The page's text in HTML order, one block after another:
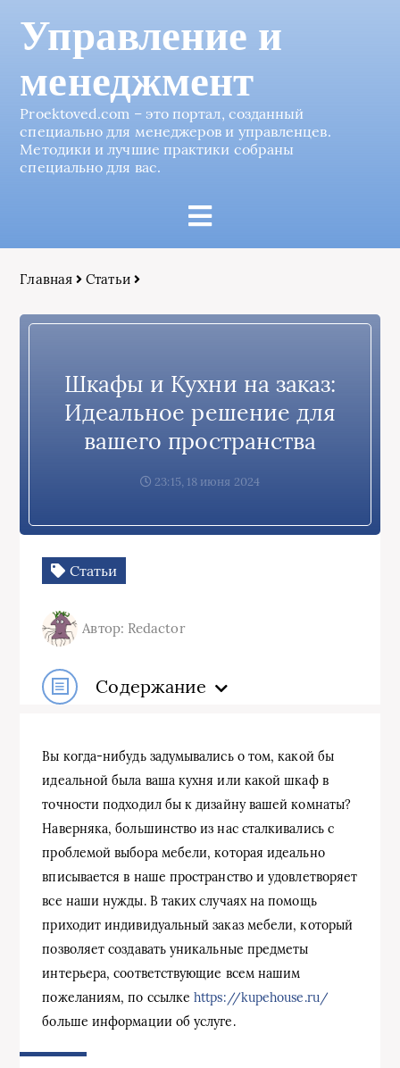
Управление и
менеджмент
Proektoved.com – это портал, созданный
специально для менеджеров и управленцев.
Методики и лучшие практики собраны
специально для вас.
Главная Статьи
Шкафы и Кухни на заказ:
Идеальное решение для
вашего пространства
23:15, 18 июня 2024
Статьи
Автор: Redactor
Содержание
Вы когда-нибудь задумывались о том, какой бы
идеальной была ваша кухня или какой шкаф в
точности подходил бы к дизайну вашей комнаты?
Наверняка, большинство из нас сталкивались с
проблемой выбора мебели, которая идеально
вписывается в наше пространство и удовлетворяет
все наши нужды. В таких случаях на помощь
приходит индивидуальный заказ мебели, который
позволяет создавать уникальные предметы
интерьера, соответствующие всем нашим
пожеланиям, по ссылкеhttps://kupehouse.ru/
больше информации об услуге.